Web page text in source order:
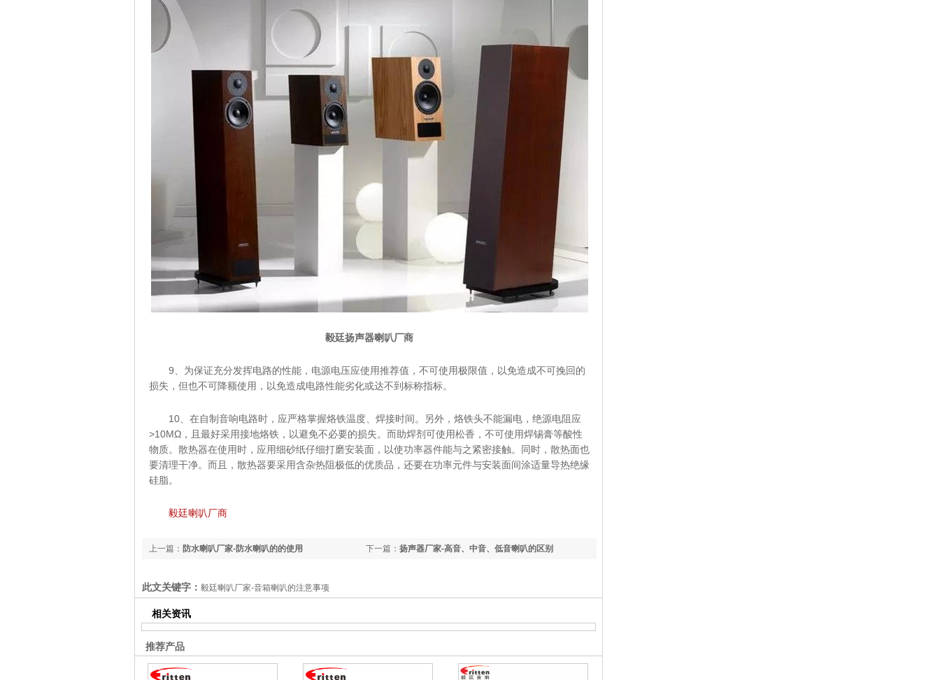
毅廷扬声器喇叭厂商
9、为保证充分发挥电路的性能，电源电压应使用推荐值，不可使用极限值，以免造成不可挽回的
损失，但也不可降额使用，以免造成电路性能劣化或达不到标称指标。
10、在自制音响电路时，应严格掌握烙铁温度、焊接时间。另外，烙铁头不能漏电，绝源电阻应
>10MΩ，且最好采用接地烙铁，以避免不必要的损失。而助焊剂可使用松香，不可使用焊锡膏等酸性
物质。散热器在使用时，应用细砂纸仔细打磨安装面，以使功率器件能与之紧密接触。同时，散热面也
要清理干净。而且，散热器要采用含杂热阻极低的优质品，还要在功率元件与安装面间涂适量导热绝缘
硅脂。
毅廷喇叭厂商
下一篇： 扬声器厂家-高音、中音、低音喇叭的区别
上一篇： 防水喇叭厂家-防水喇叭的的使用
此文关键字： 毅廷喇叭厂家-音箱喇叭的注意事项
相关资讯
推荐产品